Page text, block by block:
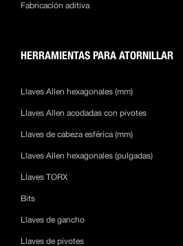
Fabricación aditiva
HERRAMIENTAS PARA ATORNILLAR
Llaves Allen hexagonales (mm)
Llaves Allen acodadas con pivotes
Llaves de cabeza esférica (mm)
Llaves Allen hexagonales (pulgadas)
Llaves TORX
Bits
Llaves de gancho
Llaves de pivotes